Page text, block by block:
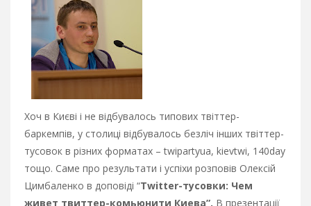
Хоч в Києві і не відбувалось типових твіттер-
баркемпів, у столиці відбувалось безліч інших твіттер-
тусовок в різних форматах – twipartyua, kievtwi, 140day
тощо. Саме про результати і успіхи розповів Олексій
Цимбаленко в доповіді “Twitter-тусовки: Чем
живет твиттер-комьюнити Киева”. В презентації